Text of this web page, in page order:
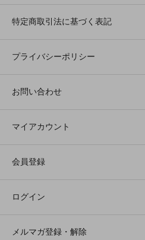
特定商取引法に基づく表記
プライバシーポリシー
お問い合わせ
マイアカウント
会員登録
ログイン
メルマガ登録・解除